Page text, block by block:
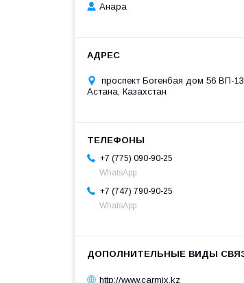
Анара
проспект Богенбая дом 56 ВП-13,
Астана, Казахстан
+7 (775) 090-90-25
WhatsApp
+7 (747) 790-90-25
WhatsApp
http://www.carmix.kz